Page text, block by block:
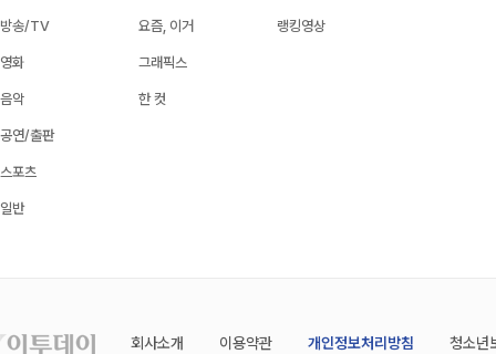
방송/TV
영화
음악
공연/출판
스포츠
일반
요즘, 이거
그래픽스
한 컷
랭킹영상
회사소개 이용약관 개인정보처리방침 청소년